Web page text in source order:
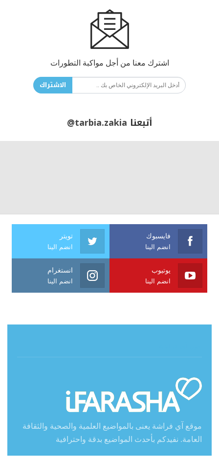
اشترك معنا من أجل مواكبة التطورات
الاشتراك
أتبعنا @tarbia.zakia
فايسبوك
انضم الينا
تويتر
انضم الينا
يوتيوب
انضم الينا
انستغرام
انضم الينا
موقع آي فراشة يعنى بالمواضيع العلمية والصحية والثقافة
العامة. نفيدكم بأحدث المواضيع بدقة واحترافية